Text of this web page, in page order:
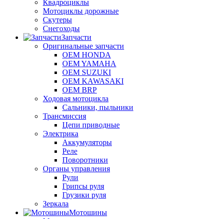
Квадроциклы
Мотоциклы дорожные
Скутеры
Снегоходы
Запчасти
Оригинальные запчасти
OEM HONDA
OEM YAMAHA
OEM SUZUKI
OEM KAWASAKI
OEM BRP
Ходовая мотоцикла
Сальники, пыльники
Трансмиссия
Цепи приводные
Электрика
Аккумуляторы
Реле
Поворотники
Органы управления
Рули
Грипсы руля
Грузики руля
Зеркала
Мотошины